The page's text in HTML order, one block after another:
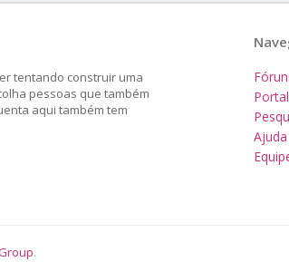
tentando construir uma
pessoas que também
aqui também tem
Portal
Ajuda
.